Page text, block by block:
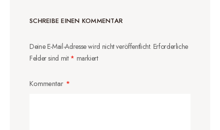
SCHREIBE EINEN KOMMENTAR
Deine E-Mail-Adresse wird nicht veröffentlicht. Erforderliche
Felder sind mit * markiert
Kommentar *